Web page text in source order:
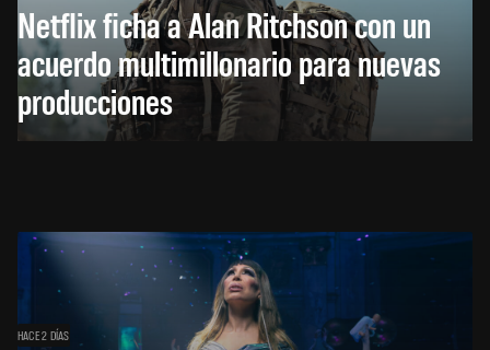
Netflix ficha a Alan Ritchson con un
acuerdo multimillonario para nuevas
producciones
HACE 2 DÍAS